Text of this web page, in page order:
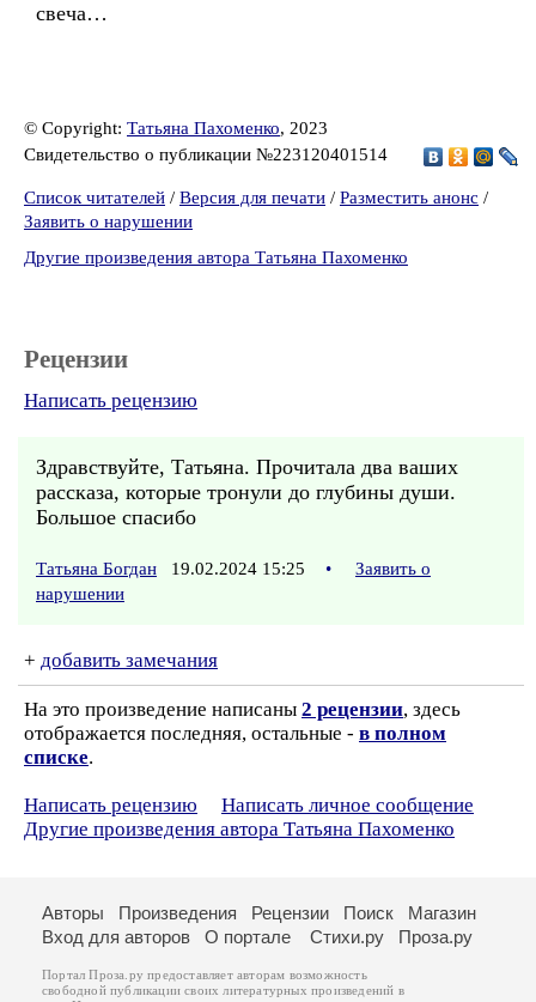
свеча…
© Copyright: Татьяна Пахоменко, 2023
Свидетельство о публикации №223120401514
Список читателей / Версия для печати / Разместить анонс /
Заявить о нарушении
Другие произведения автора Татьяна Пахоменко
Рецензии
Написать рецензию
Здравствуйте, Татьяна. Прочитала два ваших
рассказа, которые тронули до глубины души.
Большое спасибо
Татьяна Богдан 19.02.2024 15:25 •
Заявить о
нарушении
+ добавить замечания
На это произведение написаны 2 рецензии, здесь
отображается последняя, остальные - в полном
списке.
Написать рецензию
Написать личное сообщение
Другие произведения автора Татьяна Пахоменко
Авторы Произведения Рецензии Поиск
Магазин
Вход для авторов
О портале Стихи.ру Проза.ру
Портал Проза.ру предоставляет авторам возможность
свободной публикации своих литературных произведений в